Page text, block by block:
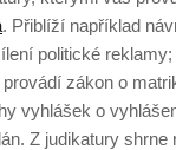
. Přiblíží například
politické
zákon o
vyhlášek o
Z judikatury shrne